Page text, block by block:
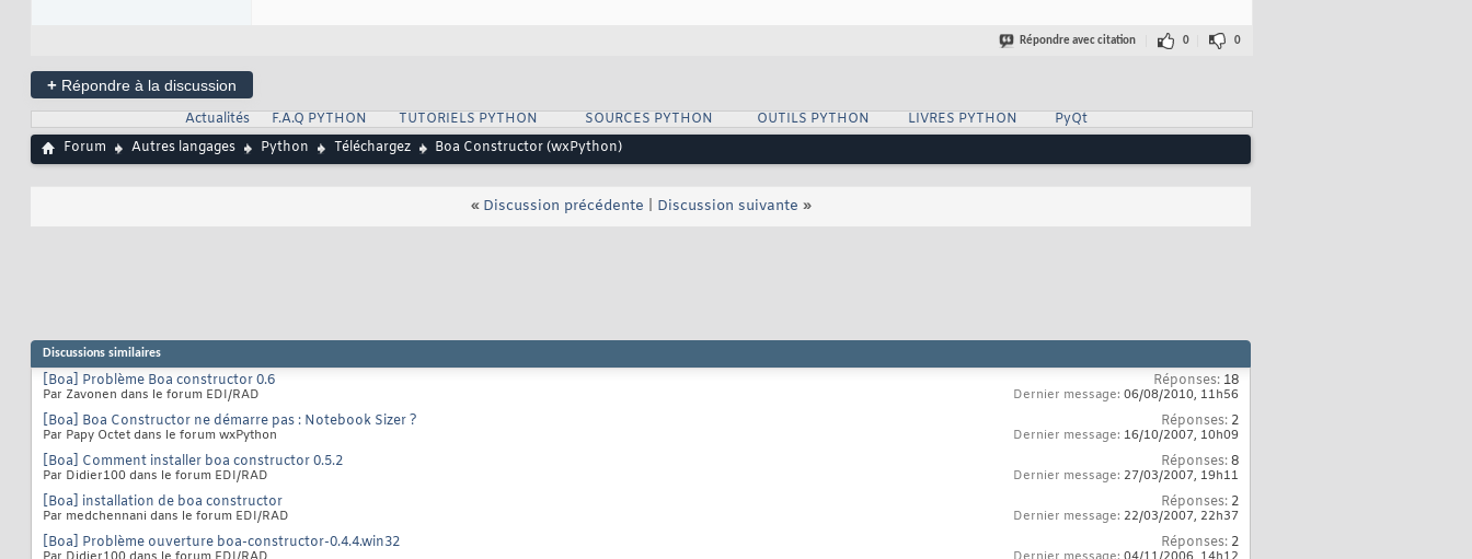
Répondre avec citation 0 0
+ Répondre à la discussion
Actualités
F.A.Q PYTHON TUTORIELS PYTHON SOURCES PYTHON OUTILS PYTHON LIVRES PYTHON
PyQt
Forum
Autres langages Python Téléchargez Boa Constructor (wxPython)
« Discussion précédente Discussion suivante »
Discussions similaires
[Boa] Problème Boa constructor 0.6
Par Zavonen dans le forum EDI/RAD
Réponses: 18
Dernier message: 06/08/2010, 11h56
[Boa] Boa Constructor ne démarre pas : Notebook Sizer ?
Par Papy Octet dans le forum wxPython
Réponses: 2
Dernier message: 16/10/2007, 10h09
[Boa] Comment installer boa constructor 0.5.2
Par Didier100 dans le forum EDI/RAD
Réponses:8
Dernier message: 27/03/2007, 19h11
[Boa] installation de boa constructor
Par medchennani dans le forum EDI/RAD
Réponses: 2
Dernier message: 22/03/2007, 22h37
[Boa] Problème ouverture boa-constructor-0.4.4.win32 Réponses: 2